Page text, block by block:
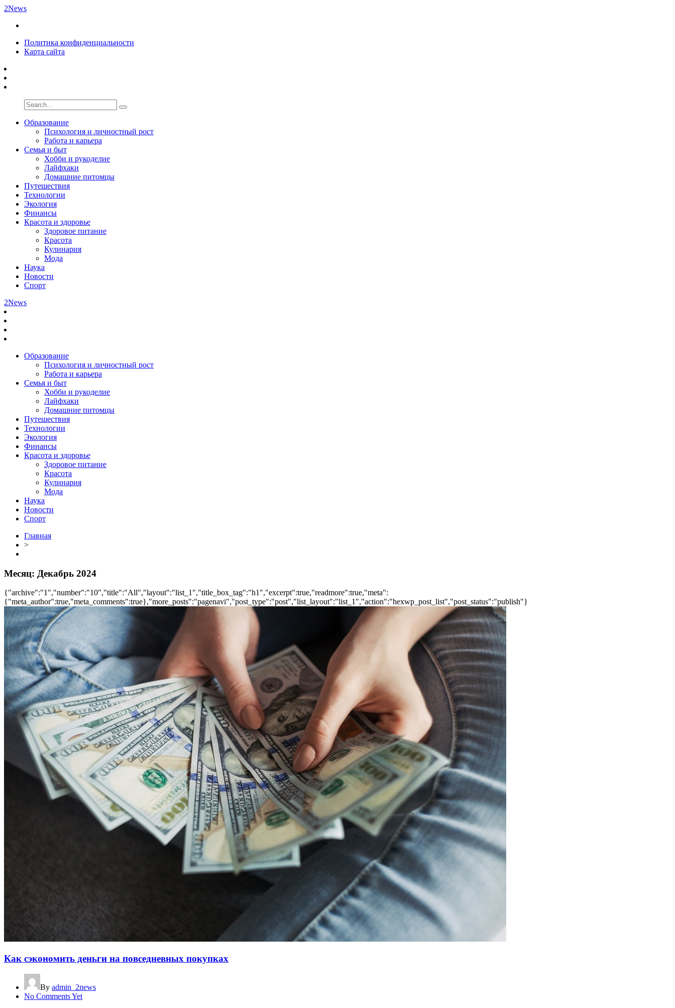
2News
Политика конфиденциальности
Карта сайта
Образование
Психология и личностный рост
Работа и карьера
Семья и быт
Хобби и рукоделие
Лайфхаки
Домашние питомцы
Путешествия
Технологии
Экология
Финансы
Красота и здоровье
Здоровое питание
Красота
Кулинария
Мода
Наука
Новости
Спорт
2News
Образование
Психология и личностный рост
Работа и карьера
Семья и быт
Хобби и рукоделие
Лайфхаки
Домашние питомцы
Путешествия
Технологии
Экология
Финансы
Красота и здоровье
Здоровое питание
Красота
Кулинария
Мода
Наука
Новости
Спорт
Главная
>
Месяц: Декабрь 2024
{"archive":"1","number":"10","title":"All","layout":"list_1","title_box_tag":"h1","excerpt":true,"readmore":true,"meta":
{"meta_author":true,"meta_comments":true},"more_posts":"pagenavi","post_type":"post","list_layout":"list_1","action":"hexwp_post_list","post_status":"publish"}
Как сэкономить деньги на повседневных покупках
By admin_2news
No Comments Yet